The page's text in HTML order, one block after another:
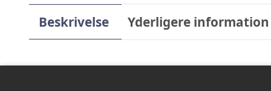
Beskrivelse Yderligere information